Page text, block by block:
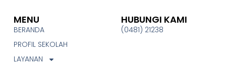
MENU
BERANDA
PROFIL SEKOLAH
LAYANAN
HUBUNGI KAMI
(0481) 21238